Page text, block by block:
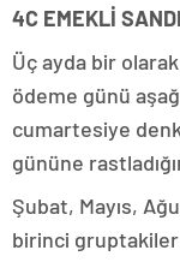
4C EMEKLİ
Üç ayda bir olarak
ödeme günü
cumartesiye
gününe
Şubat, Mayıs,
birinci